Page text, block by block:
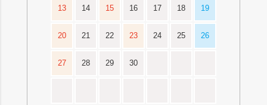
13 14 15 16 17 18 19
20 21 22 23 24 25 26
27 28 29 30